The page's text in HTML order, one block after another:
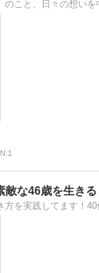
1
敵な46歳を生きる